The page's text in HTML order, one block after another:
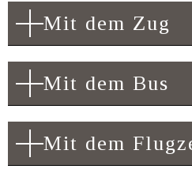
Mit dem Zug
Mit dem Bus
Mit dem